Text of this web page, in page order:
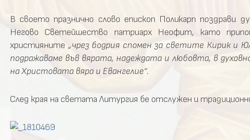
В своето празнично слово епископ Поликарп
Негово Светейшество патриарх Неофит, като
християните „чрез бодрия спомен за светите Кирик и
подражаваме във вярата, надеждата и любовта, в
на Христовата вяра и Евангелие“.
След края на светата Литургия бе отслужен и